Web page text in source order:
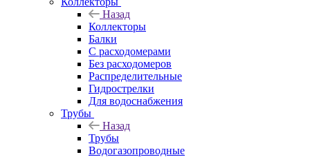
Назад
Коллекторы
Балки
С расходомерами
Без расходомеров
Распределительные
Гидрострелки
Для водоснабжения
Трубы
Назад
Трубы
Водогазопроводные